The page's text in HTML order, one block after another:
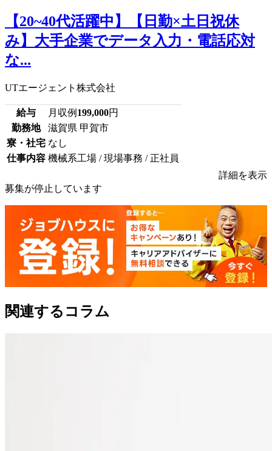
【20~40代活躍中】【日勤×土日祝休
み】大手企業でデータ入力・電話応対
な...
UTエージェント株式会社
給与 月収例 199,000円
勤務地
滋賀県 甲賀市
寮・社宅 なし
仕事内容 機械系工場 / 現場事務 / 正社員
詳細を表示
募集が停止しています
関連するコラム